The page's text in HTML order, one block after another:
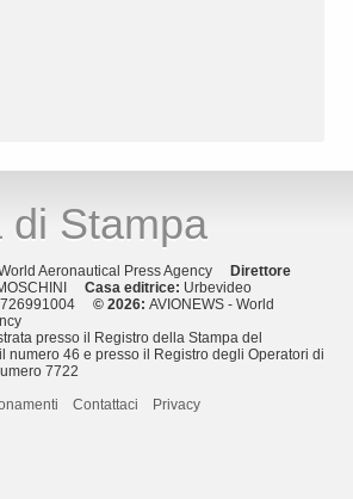
di Stampa
Aeronautical Press Agency Direttore
Casa editrice: Urbevideo
© 2026: AVIONEWS - World
presso il Registro della Stampa del
numero 46 e presso il Registro degli Operatori di
7722
Contattaci
Privacy